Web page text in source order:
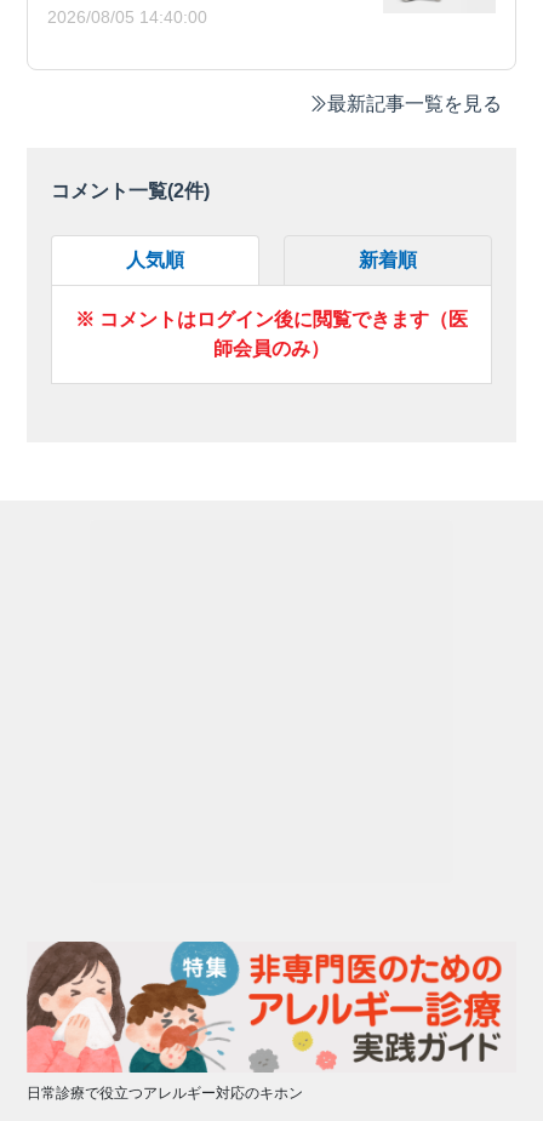
2026/08/05 14:40:00
最新記事一覧を見る
コメント一覧(2件)
人気順 新着順
※ コメントはログイン後に閲覧できます（医
師会員のみ）
日常診療で役立つアレルギー対応のキホン